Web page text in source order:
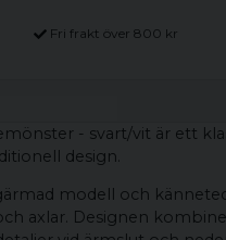
Fri frakt över 800 kr
- svart/vit är ett
design.
modell och
axlar. Designen